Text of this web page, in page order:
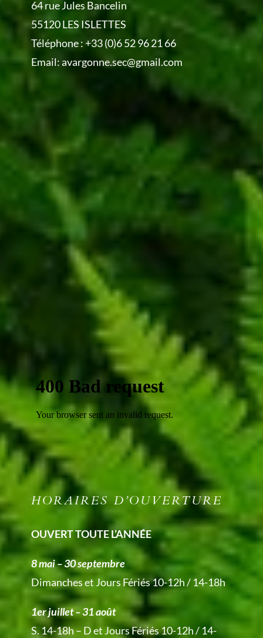
64 rue Jules Bancelin
55120 LES ISLETTES
Téléphone :+33 (0)6 52 96 21 66
Email:avargonne.sec@gmail.com
HORAIRES D’OUVERTURE
OUVERT TOUTE L’ANNÉE
8 mai – 30 septembre
Dimanches et Jours Fériés 10-12h / 14-18h
1er juillet – 31 août
S. 14-18h – D et Jours Fériés 10-12h / 14-